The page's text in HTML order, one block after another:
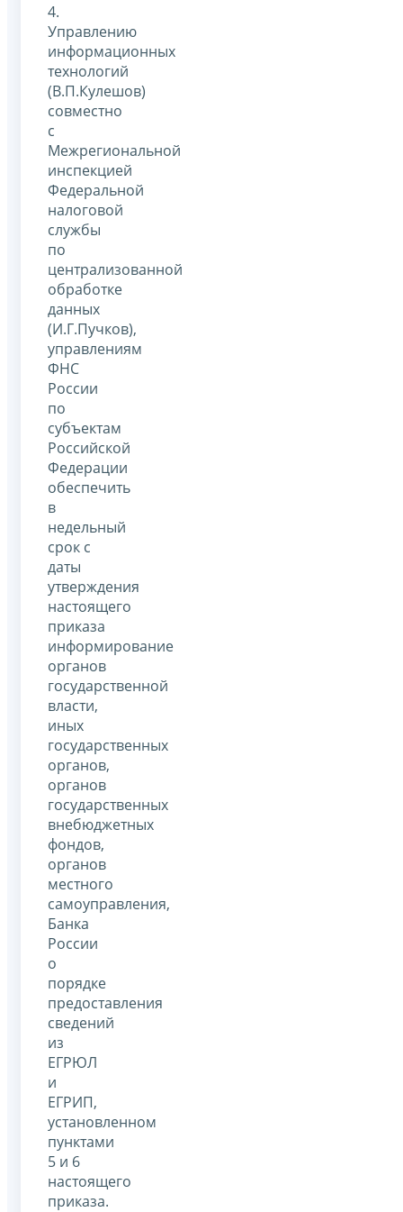
4.
Управлению
информационных
технологий
(В.П.Кулешов)
совместно
с
Межрегиональной
инспекцией
Федеральной
налоговой
службы
по
централизованной
обработке
данных
(И.Г.Пучков),
управлениям
ФНС
России
по
субъектам
Российской
Федерации
обеспечить
в
недельный
срок с
даты
утверждения
настоящего
приказа
информирование
органов
государственной
власти,
иных
государственных
органов,
органов
государственных
внебюджетных
фондов,
органов
местного
самоуправления,
Банка
России
о
порядке
предоставления
сведений
из
ЕГРЮЛ
и
ЕГРИП,
установленном
пунктами
5 и 6
настоящего
приказа.